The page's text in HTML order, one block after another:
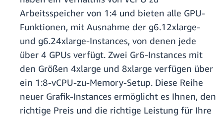
Arbeitsspeicher von 1:4 und bieten alle GPU-
Funktionen, mit Ausnahme der g6.12xlarge-
und g6.24xlarge-Instances, von denen jede
über 4 GPUs verfügt. Zwei Gr6-Instances mit
den Größen 4xlarge und 8xlarge verfügen über
ein 1:8-vCPU-zu-Memory-Setup. Diese Reihe
neuer Grafik-Instances ermöglicht es Ihnen, den
richtige Preis und die richtige Leistung für Ihre